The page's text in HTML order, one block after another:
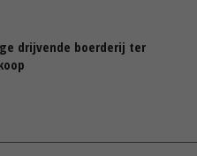
drijvende boerderij ter